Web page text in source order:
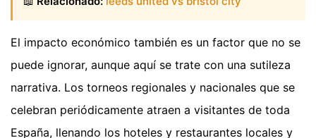
El impacto económico también es un factor que no se
puede ignorar, aunque aquí se trate con una sutileza
narrativa. Los torneos regionales y nacionales que se
celebran periódicamente atraen a visitantes de toda
España, llenando los hoteles y restaurantes locales y